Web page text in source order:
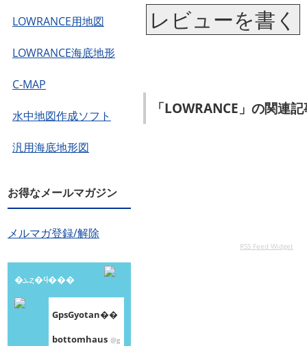
LOWRANCE用地図
LOWRANCE海底地形
C-MAP
水中地図作成ソフト
汎用海底地形図
お得なメールマガジン
メルマガ登録/解除
�ܥȥ�ϥ���
GpsGyotan��
bottomhaus @g
レビューを書く
「LOWRANCE」の関連
RSS Feed Widget